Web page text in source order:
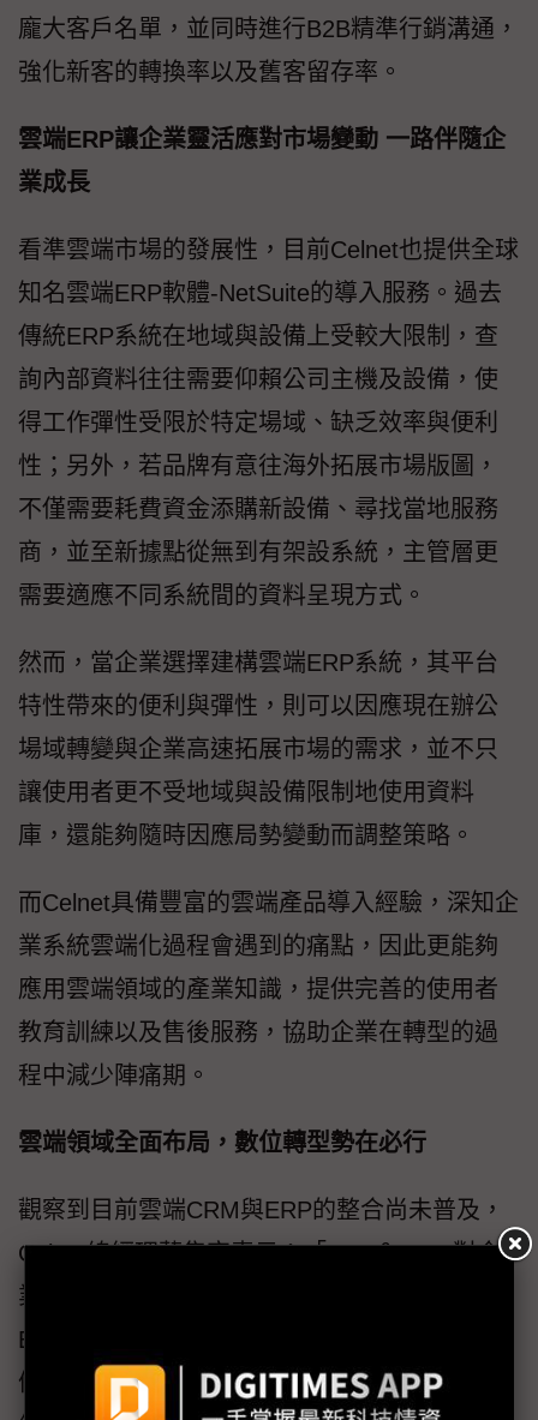
龐大客戶名單，並同時進行B2B精準行銷溝通，
強化新客的轉換率以及舊客留存率。
雲端ERP讓企業靈活應對市場變動 一路伴隨企
業成長
看準雲端市場的發展性，目前Celnet也提供全球
知名雲端ERP軟體-NetSuite的導入服務。過去
傳統ERP系統在地域與設備上受較大限制，查
詢內部資料往往需要仰賴公司主機及設備，使
得工作彈性受限於特定場域、缺乏效率與便利
性；另外，若品牌有意往海外拓展市場版圖，
不僅需要耗費資金添購新設備、尋找當地服務
商，並至新據點從無到有架設系統，主管層更
需要適應不同系統間的資料呈現方式。
然而，當企業選擇建構雲端ERP系統，其平台
特性帶來的便利與彈性，則可以因應現在辦公
場域轉變與企業高速拓展市場的需求，並不只
讓使用者更不受地域與設備限制地使用資料
庫，還能夠隨時因應局勢變動而調整策略。
而Celnet具備豐富的雲端產品導入經驗，深知企
業系統雲端化過程會遇到的痛點，因此更能夠
應用雲端領域的產業知識，提供完善的使用者
教育訓練以及售後服務，協助企業在轉型的過
程中減少陣痛期。
雲端領域全面布局，數位轉型勢在必行
觀察到目前雲端CRM與ERP的整合尚未普及，
Celnet總經理蘇集宏表示：「ERP＆CRM對企
業來說儼然已是必要存在的兩大系統，但雲端
ERP之所以並未普及，僅因市場上仍較少見具
備充足產業知識、且高度彈性的專業團隊，帶